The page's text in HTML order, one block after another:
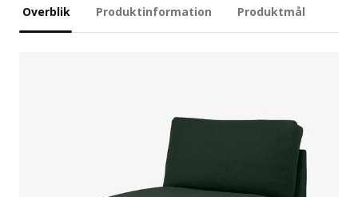
Overblik Produktinformation Produktmål